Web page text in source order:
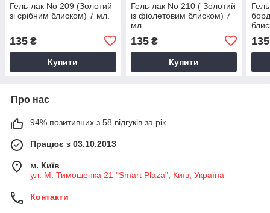
Гель-лак No 209 (Золотий
зі срібним блиском) 7 мл.
135 ₴
Купити
Гель-лак No 210 ( Золотий
із фіолетовим блиском) 7
мл.
135₴
Купити
135
Про нас
94% позитивних з 58 відгуків за рік
Працює з 03.10.2013
м. Київ
ул. М. Тимошенка 21 "Smart Plaza", Київ, Україна
Контакти